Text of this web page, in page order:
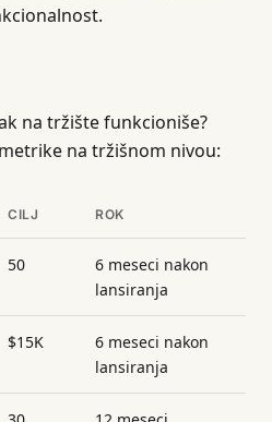
na tržište funkcioniše?
na tržišnom nivou:
CILJ ROK
50
6 meseci nakon
lansiranja
$15K
6 meseci nakon
lansiranja